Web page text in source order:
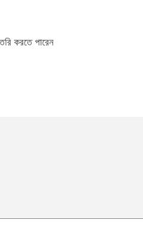
করতে পারেন